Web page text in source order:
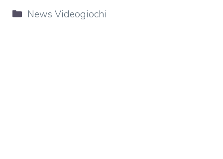
Categorie
News Videogiochi